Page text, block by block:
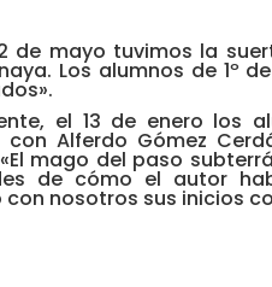
de mayo tuvimos la
Los alumnos de 1º
el 13 de enero los
con Alferdo Gómez
mago del paso
de cómo el autor
nosotros sus inicios